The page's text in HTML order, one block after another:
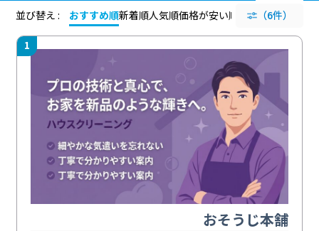
並び替え :
おすすめ順新着順人気順価格が安い順 評価が高い順
（6件）
1
おそうじ本舗